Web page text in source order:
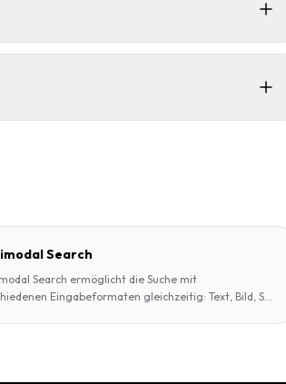
Search
Search ermöglicht die Suche mit
Eingabeformaten gleichzeitig: Text, Bild, S